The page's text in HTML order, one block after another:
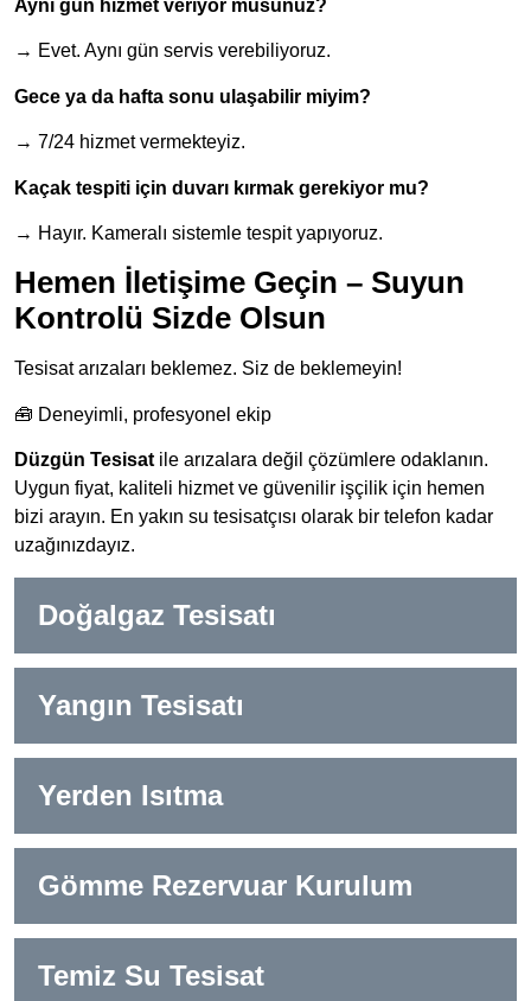
Doğalgaz Tesisatı
Yangın Tesisatı
Yerden Isıtma
Gömme Rezervuar Kurulum
Temiz Su Tesisat
Aynı gün hizmet veriyor musunuz?
→ Evet. Aynı gün servis verebiliyoruz.
Gece ya da hafta sonu ulaşabilir miyim?
→ 7/24 hizmet vermekteyiz.
Kaçak tespiti için duvarı kırmak gerekiyor mu?
→ Hayır. Kameralı sistemle tespit yapıyoruz.
Hemen İletişime Geçin – Suyun
Kontrolü Sizde Olsun
Tesisat arızaları beklemez. Siz de beklemeyin!
🧰 Deneyimli, profesyonel ekip
Düzgün Tesisat ile arızalara değil çözümlere odaklanın.
Uygun fiyat, kaliteli hizmet ve güvenilir işçilik için hemen
bizi arayın. En yakın su tesisatçısı olarak bir telefon kadar
uzağınızdayız.